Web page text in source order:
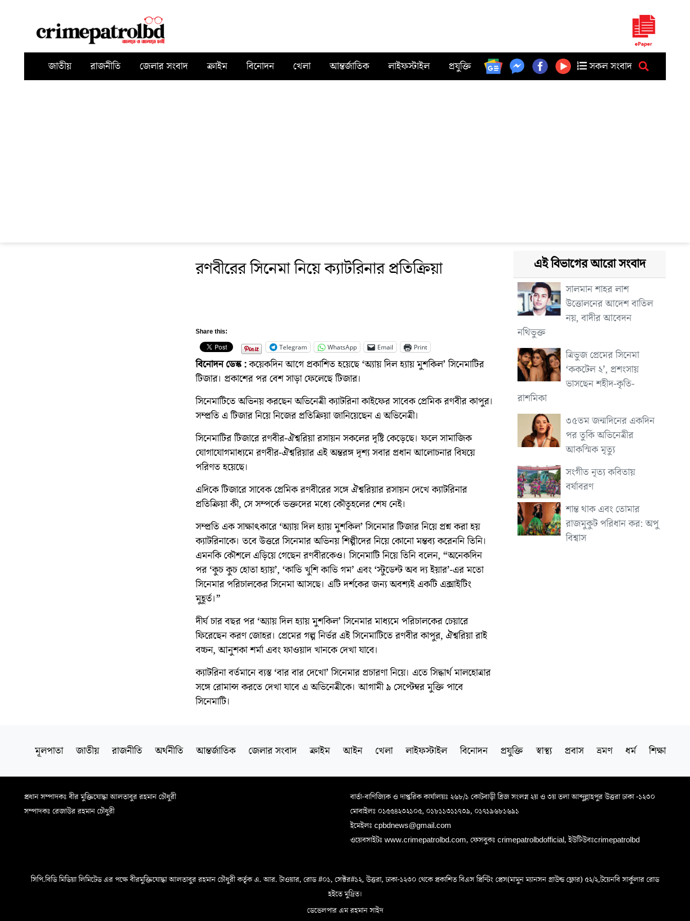
জাতীয় রাজনীতি জেলার সংবাদ ক্রাইম বিনোদন খেলা আন্তর্জাতিক লাইফস্টাইল প্রযুক্তি সকল সংবাদ
রণবীরের সিনেমা নিয়ে ক্যাটরিনার প্রতিক্রিয়া
Share this:
Telegram
WhatsApp Email Print
বিনোদন ডেস্ক :কয়েকদিন আগে প্রকাশিত হয়েছে ‘অ্যায় দিল হ্যায় মুশকিল’ সিনেমাটির
টিজার। প্রকাশের পর বেশ সাড়া ফেলেছে টিজার।
সিনেমাটিতে অভিনয় করছেন অভিনেত্রী ক্যাটরিনা কাইফের সাবেক প্রেমিক রণবীর কাপুর।
সম্প্রতি এ টিজার নিয়ে নিজের প্রতিক্রিয়া জানিয়েছেন এ অভিনেত্রী।
সিনেমাটির টিজারে রণবীর-ঐশ্বরিয়া রসায়ন সকলের দৃষ্টি কেড়েছে। ফলে সামাজিক
যোগাযোগমাধ্যমে রণবীর-ঐশ্বরিয়ার এই অন্তরঙ্গ দৃশ্য সবার প্রধান আলোচনার বিষয়ে
পরিণত হয়েছে।
এদিকে টিজারে সাবেক প্রেমিক রণবীরের সঙ্গে ঐশ্বরিয়ার রসায়ন দেখে ক্যাটরিনার
প্রতিক্রিয়া কী, সে সম্পর্কে ভক্তদের মধ্যে কৌতূহলের শেষ নেই।
সম্প্রতি এক সাক্ষাৎকারে ‘অ্যায় দিল হ্যায় মুশকিল’ সিনেমার টিজার নিয়ে প্রশ্ন করা হয়
ক্যাটরিনাকে। তবে উত্তরে সিনেমার অভিনয় শিল্পীদের নিয়ে কোনো মন্তব্য করেননি তিনি।
এমনকি কৌশলে এড়িয়ে গেছেন রণবীরকেও। সিনেমাটি নিয়ে তিনি বলেন, “অনেকদিন
পর ‘কুচ কুচ হোতা হ্যায়’, ‘কাভি খুশি কাভি গম’ এবং ‘স্টুডেন্ট অব দ্য ইয়ার’-এর মতো
সিনেমার পরিচালকের সিনেমা আসছে। এটি দর্শকের জন্য অবশ্যই একটি এক্সাইটিং
মুহূর্ত।”
দীর্ঘ চার বছর পর ‘অ্যায় দিল হ্যায় মুশকিল’ সিনেমার মাধ্যমে পরিচালকের চেয়ারে
ফিরেছেন করণ জোহর। প্রেমের গল্প নির্ভর এই সিনেমাটিতে রণবীর কাপুর, ঐশ্বরিয়া রাই
বচ্চন, আনুশকা শর্মা এবং ফাওয়াদ খানকে দেখা যাবে।
ক্যাটরিনা বর্তমানে ব্যস্ত ‘বার বার দেখো’ সিনেমার প্রচারণা নিয়ে। এতে সিদ্ধার্থ মালহোত্রার
সঙ্গে রোমান্স করতে দেখা যাবে এ অভিনেত্রীকে। আগামী ৯ সেপ্টেম্বর মুক্তি পাবে
সিনেমাটি।
এই বিভাগের আরো সংবাদ
সালমান শাহর লাশ
উত্তোলনের আদেশ বাতিল
নয়, বাদীর আবেদন
নথিভুক্ত
ত্রিভুজ প্রেমের সিনেমা
‘ককটেল ২’, প্রশংসায়
ভাসছেন শহীদ-কৃতি-
রাশমিকা
৩৫তম জন্মদিনের একদিন
পর তুর্কি অভিনেত্রীর
আকস্মিক মৃত্যু
সংগীত নৃত্য কবিতায়
বর্ষাবরণ
শান্ত থাক এবং তোমার
রাজমুকুট পরিধান কর: অপু
বিশ্বাস
মূলপাতা জাতীয় রাজনীতি অর্থনীতি আন্তর্জাতিক জেলার সংবাদ ক্রাইম আইন খেলা লাইফস্টাইল বিনোদন প্রযুক্তি স্বাস্থ্য প্রবাস ভ্রমণ ধর্ম শিক্ষা
প্রধান সম্পাদকঃ বীর মুক্তিযোদ্ধা আলতাবুর রহমান চৌধুরী
সম্পাদকঃ রেজাউর রহমান চৌধুরী
বার্তা-বাণিজ্যিক ও দাপ্তরিক কার্যালয়ঃ ২৬৮/১ কোটবাড়ী ব্রিজ সংলগ্ন ২য় ও ৩য় তলা আব্দুল্লাহপুর উত্তরা ঢাকা -১২৩০
মোবাইলঃ ০১৫৫৪২৩২১০৫, ০১৮১১৩১১৭৩৯, ০১৭১৯৬৮১৬৯১
ইমেইলঃ cpbdnews@gmail.com
ওয়েবসাইটঃ www.crimepatrolbd.com, ফেসবুকঃ crimepatrolbdofficial, ইউটিউবঃcrimepatrolbd
সিপি.বিডি মিডিয়া লিমিটেড এর পক্ষে বীরমুক্তিযোদ্ধা আলতাবুর রহমান চৌধুরী কর্তৃক এ. আর. টাওয়ার, রোড #০১, সেক্টর#১২, উত্তরা, ঢাকা-১২৩০ থেকে প্রকাশিত বিএস প্রিন্টিং প্রেস(মামুন ম্যানসন গ্রাউন্ড ফ্লোর) ৫২/২,টয়েনবি সার্কুলার রোড
হইতে মুদ্রিত।
ডেভেলপার এম রহমান সাইদ